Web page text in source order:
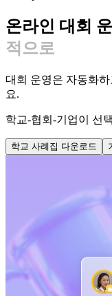
온라인 대회
대회 운영은 자동화
학교-협회-기업이 선
학교 사례집 다운로드